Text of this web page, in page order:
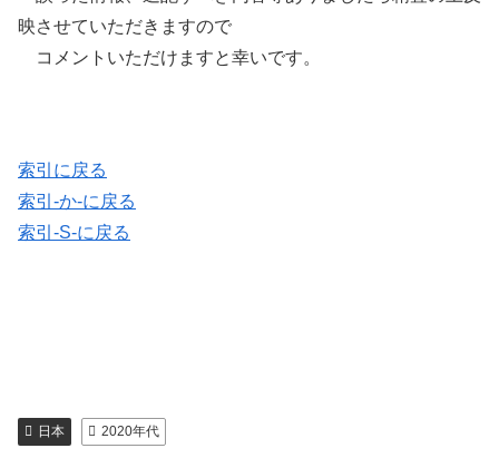
映させていただきますので
コメントいただけますと幸いです。
索引に戻る
索引-か-に戻る
索引-S-に戻る
日本 2020年代